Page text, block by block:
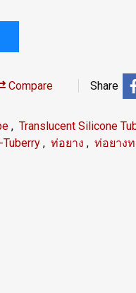
Compare Share
, Translucent Silicone
, ท่อยาง , ท่อยาง